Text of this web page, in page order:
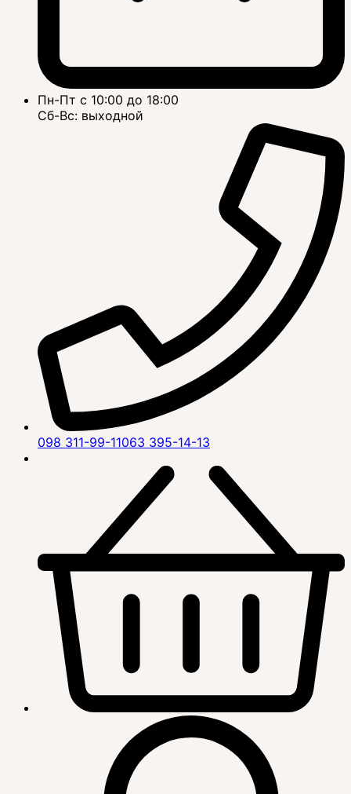
Пн-Пт с 10:00 до 18:00
Сб-Вс: выходной
098 311-99-11063 395-14-13